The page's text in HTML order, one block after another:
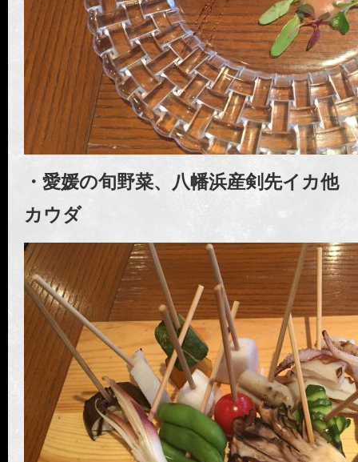
・愛媛の旬野菜、八幡浜産剣先イカ他
カウダ